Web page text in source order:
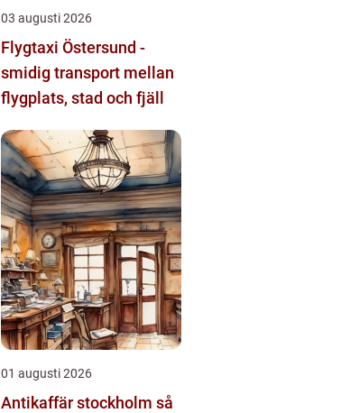
03 augusti 2026
Flygtaxi Östersund -
smidig transport mellan
flygplats, stad och fjäll
01 augusti 2026
Antikaffär stockholm så